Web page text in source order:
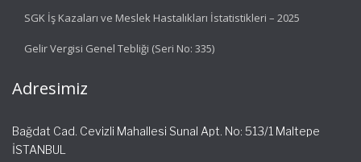
SGK İş Kazaları ve Meslek Hastalıkları İstatistikleri – 2025
Gelir Vergisi Genel Tebliği (Seri No: 335)
Adresimiz
Bağdat Cad. Cevizli Mahallesi Sunal Apt. No: 513/1 Maltepe
İSTANBUL